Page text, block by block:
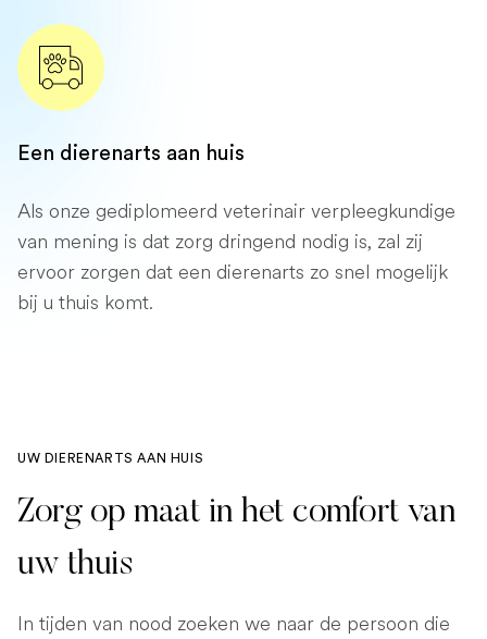
Een dierenarts aan huis
Als onze gediplomeerd veterinair verpleegkundige
van mening is dat zorg dringend nodig is, zal zij
ervoor zorgen dat een dierenarts zo snel mogelijk
bij u thuis komt.
UW DIERENARTS AAN HUIS
Zorg op maat in het comfort van
uw thuis
In tijden van nood zoeken we naar de persoon die